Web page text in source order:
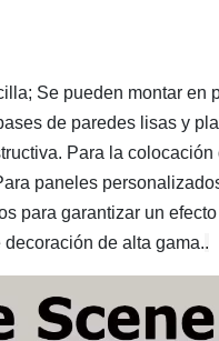
Se pueden montar en
de paredes lisas y
Para la
paneles
para garantizar un
de alta gama..